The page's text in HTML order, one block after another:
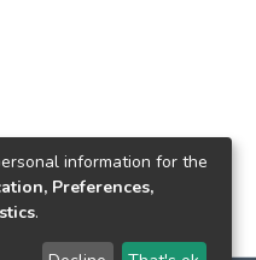
information for the
Preferences,
.